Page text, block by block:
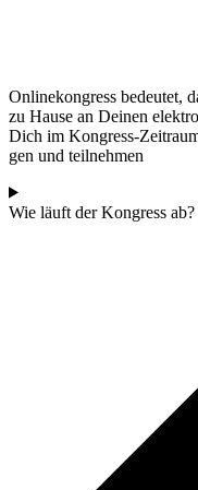
Online­kon­gress bedeu­tet,
zu Hau­se an Dei­nen
Dich im Kon­gress-
gen und teilnehmen
Wie läuft der Kon­gress ab?